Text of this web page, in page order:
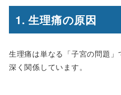
1. 生理痛の原因
生理痛は単なる「子宮の問題
深く関係しています。